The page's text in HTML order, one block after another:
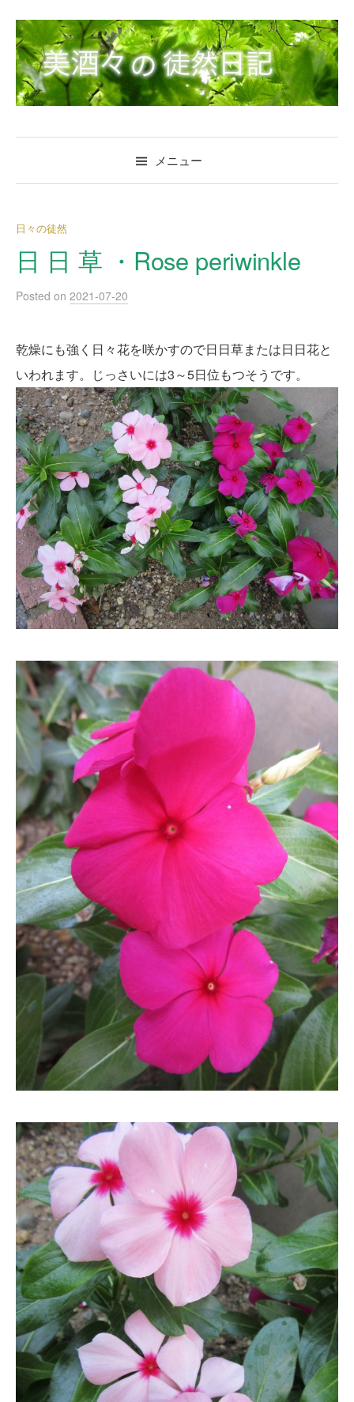
ン
テ
ン
ツ
ス
ッ
メニュー
日々の徒然
日 日 草 ・Rose periwinkle
Posted on 2021-07-20
乾燥にも強く日々花を咲かすので日日草または日日花と
いわれます。じっさいには3～5日位もつそうです。